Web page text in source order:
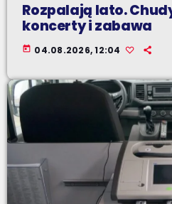
Rozpalają lato.
koncerty i zabawa
today 04.08.2026, 12:04